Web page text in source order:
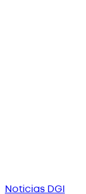
Noticias DGI